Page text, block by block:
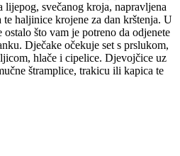
lijepog, svečanog kroja, napravljena
haljinice krojene za dan krštenja. U
što vam je potreno da odjenete
Dječake očekuje set s prslukom,
hlače i cipelice. Djevojčice uz
štramplice, trakicu ili kapica te